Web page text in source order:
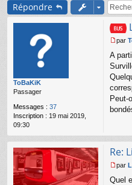
s
Répondre
ToBaKiK
Passager
Messages : 37
Inscription : 19 mai 2019,
09:30
e
s
s
g
e
n
l
par
A
Peut-
Re:
e
par
Quel